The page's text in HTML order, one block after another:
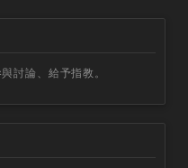
討論、給予指教。